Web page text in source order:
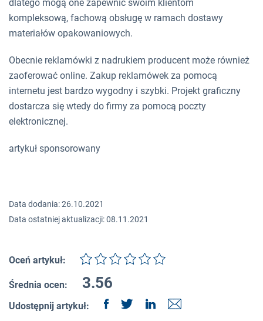
dlatego mogą one zapewnić swoim klientom
kompleksową, fachową obsługę w ramach dostawy
materiałów opakowaniowych.
Obecnie reklamówki z nadrukiem producent może również
zaoferować online. Zakup reklamówek za pomocą
internetu jest bardzo wygodny i szybki. Projekt graficzny
dostarcza się wtedy do firmy za pomocą poczty
elektronicznej.
artykuł sponsorowany
Data dodania: 26.10.2021
Data ostatniej aktualizacji: 08.11.2021
Oceń artykuł:
Średnia ocen: 3.56
Udostępnij artykuł: